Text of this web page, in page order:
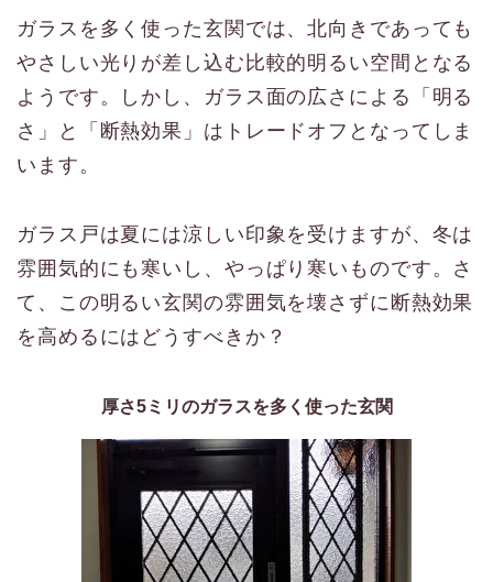
ガラスを多く使った玄関では、北向きであっても
やさしい光りが差し込む比較的明るい空間となる
ようです。しかし、ガラス面の広さによる「明る
さ」と「断熱効果」はトレードオフとなってしま
います。
ガラス戸は夏には涼しい印象を受けますが、冬は
雰囲気的にも寒いし、やっぱり寒いものです。さ
て、この明るい玄関の雰囲気を壊さずに断熱効果
を高めるにはどうすべきか？
厚さ5ミリのガラスを多く使った玄関